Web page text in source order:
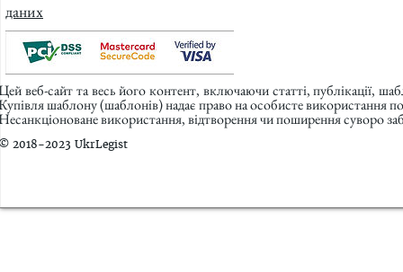
даних
веб-сайт та весь його контент, включаючи статті, публікації,
шаблону (шаблонів) надає право на особисте використання
використання, відтворення чи поширення суворо
2018-2023 UkrLegist